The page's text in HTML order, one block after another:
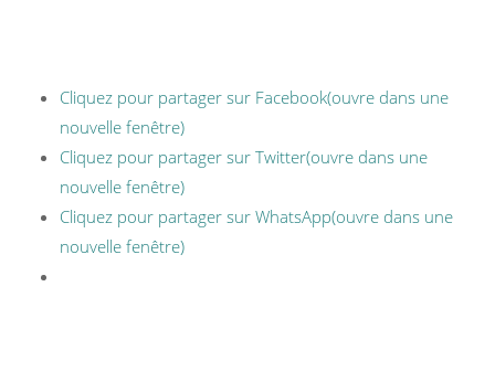
Cliquez pour partager sur Facebook(ouvre dans une
nouvelle fenêtre)
Cliquez pour partager sur Twitter(ouvre dans une
nouvelle fenêtre)
Cliquez pour partager sur WhatsApp(ouvre dans une
nouvelle fenêtre)